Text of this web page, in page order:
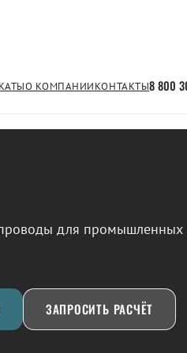
О КОМПАНИИКОНТАКТЫ8 800
Применение
для промышленных
ЗАПРОСИТЬ РАСЧЁТ